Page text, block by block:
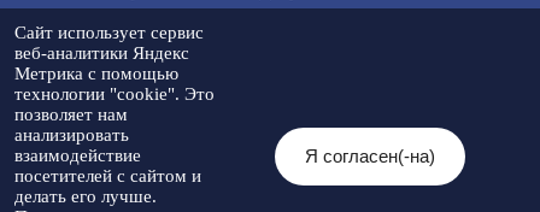
Телефон доверия:
8(86565)2-05-01
Мы в социальных
Контакты
© 2026 Администрация Туркменского
муниципального округа
Ставропольского края
Сайт использует сервис
веб-аналитики Яндекс
Метрика с помощью
технологии "cookie". Это
позволяет нам
анализировать
взаимодействие
посетителей с сайтом и
делать его лучше.
Я согласен(-на)